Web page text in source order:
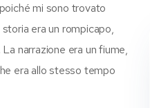
mi sono trovato
era un rompicapo,
narrazione era un fiume,
era allo stesso tempo